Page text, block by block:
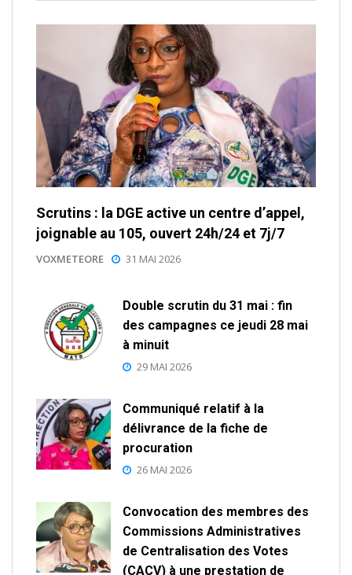
Scrutins : la DGE active un centre d’appel,
joignable au 105, ouvert 24h/24 et 7j/7
VOXMETEORE 31 MAI 2026
Double scrutin du 31 mai : fin
des campagnes ce jeudi 28 mai
à minuit
29 MAI 2026
Communiqué relatif à la
délivrance de la fiche de
procuration
26 MAI 2026
Convocation des membres des
Commissions Administratives
de Centralisation des Votes
(CACV) à une prestation de